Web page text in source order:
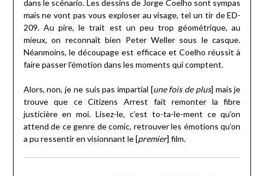
dans le scénario. Les dessins de Jorge Coelho sont sympas
mais ne vont pas vous exploser au visage, tel un tir de ED-
209. Au pire, le trait est un peu trop géométrique, au
mieux, on reconnaît bien Peter Weller sous le casque.
Néanmoins, le découpage est efficace et Coelho réussit à
faire passer l’émotion dans les moments qui comptent.
Alors, non, je ne suis pas impartial [une fois de plus] mais je
trouve que ce Citizens Arrest fait remonter la fibre
justicière en moi. Lisez-le, c’est to-ta-le-ment ce qu’on
attend de ce genre de comic, retrouver les émotions qu’on
a pu ressentir en visionnant le [premier] film.